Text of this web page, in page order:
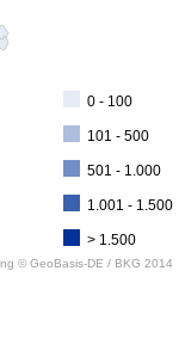
0 - 100
101 - 500
501 - 1.000
1.001 - 1.500
> 1.500
© GeoBasis-DE / BKG 2014